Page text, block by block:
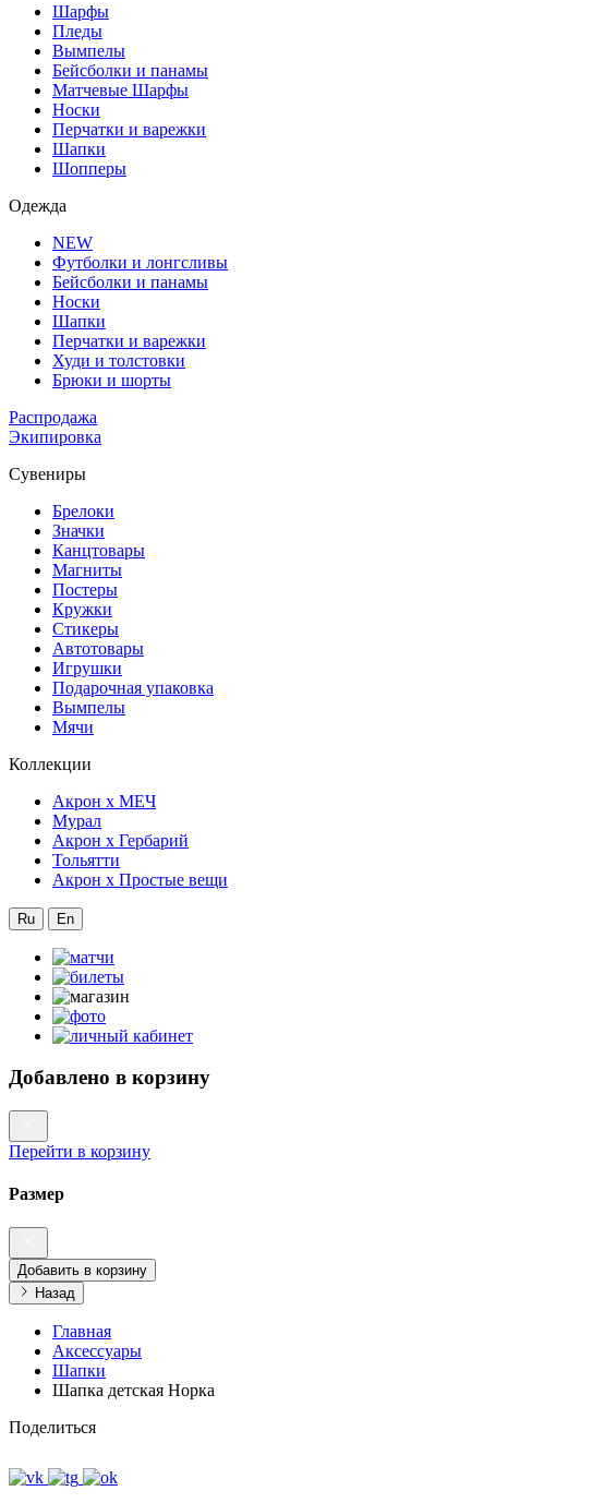
Шарфы
Пледы
Вымпелы
Бейсболки и панамы
Матчевые Шарфы
Носки
Перчатки и варежки
Шапки
Шопперы
Одежда
NEW
Футболки и лонгсливы
Бейсболки и панамы
Носки
Шапки
Перчатки и варежки
Худи и толстовки
Брюки и шорты
Распродажа
Экипировка
Сувениры
Брелоки
Значки
Канцтовары
Магниты
Постеры
Кружки
Стикеры
Автотовары
Игрушки
Подарочная упаковка
Вымпелы
Мячи
Коллекции
Акрон x МЕЧ
Мурал
Акрон x Гербарий
Тольятти
Акрон x Простые вещи
Ru En
Добавлено в корзину
Перейти в корзину
Размер
Добавить в корзину
Назад
Главная
Аксессуары
Шапки
Шапка детская Норка
Поделиться